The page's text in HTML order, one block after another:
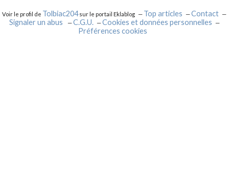
Voir le profil de Tolbiac204sur le portail Eklablog Top articles
Contact
Signaler un abus
C.G.U.
Cookies et données personnelles
Préférences cookies